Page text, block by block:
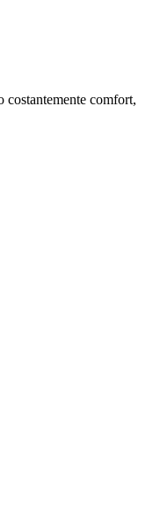
comfort,